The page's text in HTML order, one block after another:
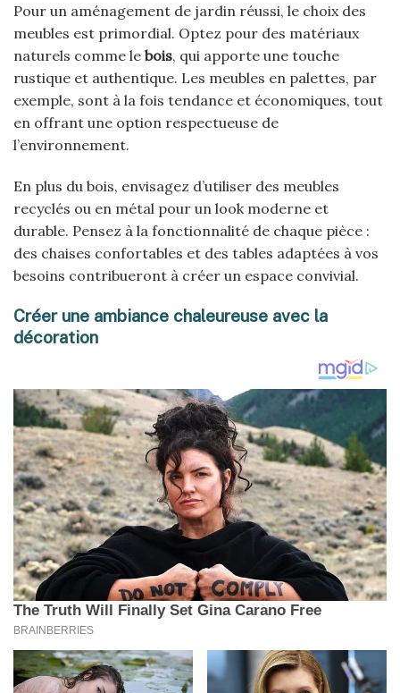
Pour un aménagement de jardin réussi, le choix des
meubles est primordial. Optez pour des matériaux
naturels comme le bois, qui apporte une touche
rustique et authentique. Les meubles en palettes, par
exemple, sont à la fois tendance et économiques, tout
en offrant une option respectueuse de
l’environnement.
En plus du bois, envisagez d’utiliser des meubles
recyclés ou en métal pour un look moderne et
durable. Pensez à la fonctionnalité de chaque pièce :
des chaises confortables et des tables adaptées à vos
besoins contribueront à créer un espace convivial.
Créer une ambiance chaleureuse avec la
décoration